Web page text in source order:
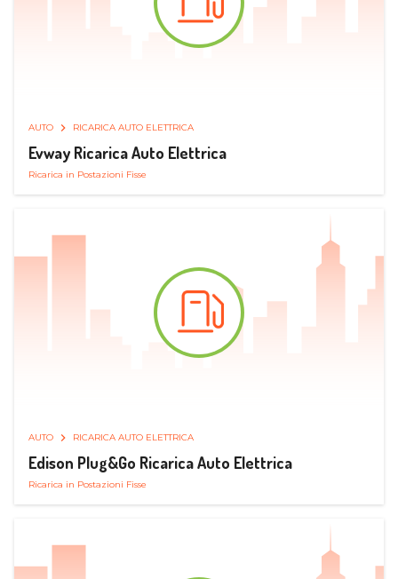
AUTO RICARICA AUTO ELETTRICA
Evway Ricarica Auto Elettrica
Ricarica in Postazioni Fisse
AUTO RICARICA AUTO ELETTRICA
Edison Plug&Go Ricarica Auto Elettrica
Ricarica in Postazioni Fisse